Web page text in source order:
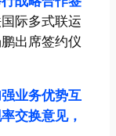
际多式联运
出席签约仪
业务优势互
交换意见，